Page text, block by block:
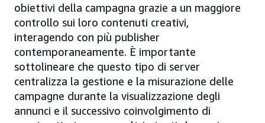
obiettivi della campagna grazie a un maggiore
controllo sui loro contenuti creativi,
interagendo con più publisher
contemporaneamente. È importante
sottolineare che questo tipo di server
centralizza la gestione e la misurazione delle
campagne durante la visualizzazione degli
annunci e il successivo coinvolgimento di